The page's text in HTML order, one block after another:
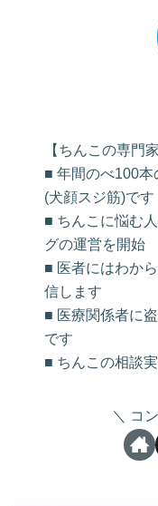
【ちんこの専門家
■ 年間のべ100本
(犬顔スジ筋)です
■ ちんこに悩む
グの運営を開始
■ 医者にはわか
信します
■ 医療関係者に
です
■ ちんこの相談
コ